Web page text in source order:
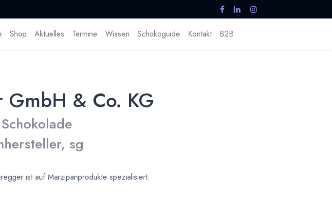
Shop Aktuelles Termine Wissen Schokoguide Kontakt B2B
GmbH & Co. KG
sg
ist auf Marzipanprodukte spezialisiert.